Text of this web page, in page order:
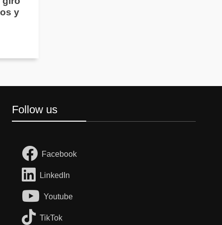
y
Follow us
Facebook
LinkedIn
Youtube
TikTok